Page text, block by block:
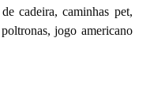
cadeira, caminhas pet,
jogo americano